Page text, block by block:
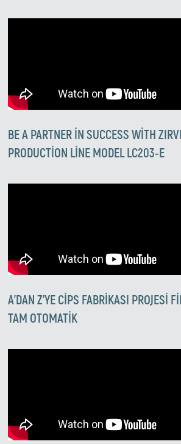
BE A PARTNER IN SUCCESS WITH
PRODUCTION LINE MODEL LC203-E
A'DAN Z'YE CIPS FABRIKASI PROJESI
TAM OTOMATIK